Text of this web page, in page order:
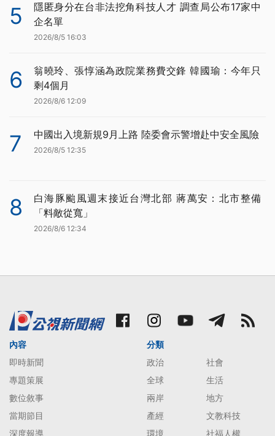
5
隱匿身分在台非法挖角科技人才 調查局公布17家中
企名單
2026/8/5 16:03
6
翁曉玲、張惇涵為政院業務費交鋒 韓國瑜：今年只
剩4個月
2026/8/6 12:09
7 中國出入境新規9月上路 陸委會示警增赴中安全風險
2026/8/5 12:35
8
白海豚颱風週末接近台灣北部 蔣萬安：北市整備
「料敵從寬」
2026/8/6 12:34
內容
即時新聞
專題策展
數位敘事
當期節目
深度報導
分類
政治
社會
全球
生活
兩岸
地方
產經
文教科技
環境
社福人權